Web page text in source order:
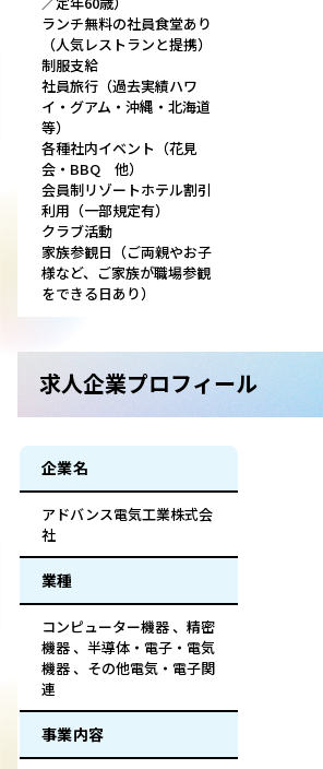
ランチ無料の社員食堂あり
（人気レストランと提携）
制服支給
社員旅行（過去実績ハワ
イ・グアム・沖縄・北海道
等）
各種社内イベント（花見
会・BBQ 他）
会員制リゾートホテル割引
利用（一部規定有）
クラブ活動
家族参観日（ご両親やお子
様など、ご家族が職場参観
をできる日あり）
求人企業プロフィール
企業名
アドバンス電気工業株式会
社
業種
コンピューター機器 、精密
機器 、半導体・電子・電気
機器 、その他電気・電子関
連
事業内容